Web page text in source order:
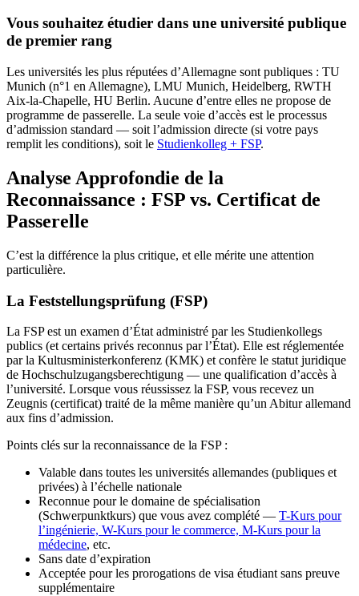
Vous souhaitez étudier dans une université publique
de premier rang
Les universités les plus réputées d’Allemagne sont publiques : TU
Munich (n°1 en Allemagne), LMU Munich, Heidelberg, RWTH
Aix-la-Chapelle, HU Berlin. Aucune d’entre elles ne propose de
programme de passerelle. La seule voie d’accès est le processus
d’admission standard — soit l’admission directe (si votre pays
remplit les conditions), soit le Studienkolleg + FSP.
Analyse Approfondie de la
Reconnaissance : FSP vs. Certificat de
Passerelle
C’est la différence la plus critique, et elle mérite une attention
particulière.
La Feststellungsprüfung (FSP)
La FSP est un examen d’État administré par les Studienkollegs
publics (et certains privés reconnus par l’État). Elle est réglementée
par la Kultusministerkonferenz (KMK) et confère le statut juridique
de Hochschulzugangsberechtigung — une qualification d’accès à
l’université. Lorsque vous réussissez la FSP, vous recevez un
Zeugnis (certificat) traité de la même manière qu’un Abitur allemand
aux fins d’admission.
Points clés sur la reconnaissance de la FSP :
Valable dans toutes les universités allemandes (publiques et
privées) à l’échelle nationale
Reconnue pour le domaine de spécialisation
(Schwerpunktkurs) que vous avez complété — T-Kurs pour
l’ingénierie, W-Kurs pour le commerce, M-Kurs pour la
médecine, etc.
Sans date d’expiration
Acceptée pour les prorogations de visa étudiant sans preuve
supplémentaire